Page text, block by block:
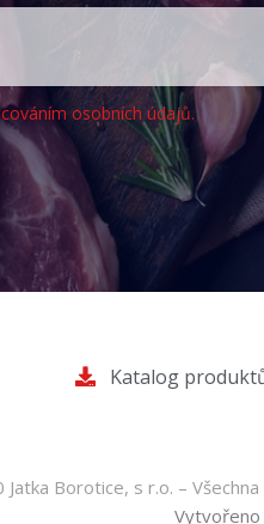
osobních údajů.
Katalog
Borotice, s r.o. –
Vytvořeno